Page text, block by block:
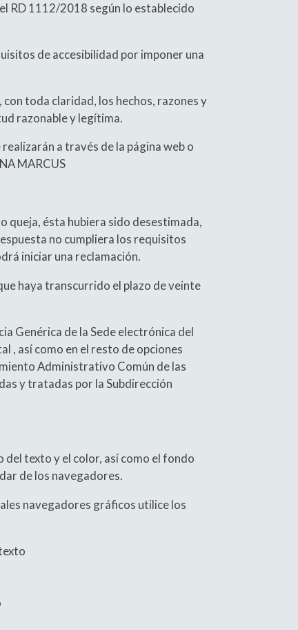
RD 1112/2018 según lo establecido
de accesibilidad por imponer una
toda claridad, los hechos, razones y
razonable y legítima.
a través de la página web o
MARCUS
queja, ésta hubiera sido desestimada,
no cumpliera los requisitos
iniciar una reclamación.
haya transcurrido el plazo de veinte
Genérica de la Sede electrónica del
, así como en el resto de opciones
Administrativo Común de las
y tratadas por la Subdirección
texto y el color, así como el fondo
de los navegadores.
navegadores gráficos utilice los